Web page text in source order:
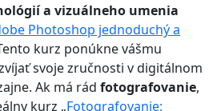
a vizuálneho umenia
Photoshop jednoduchý a
kurz ponúkne vášmu
svoje zručnosti v digitálnom
Ak má rád fotografovanie,
kurz „Fotografovanie: